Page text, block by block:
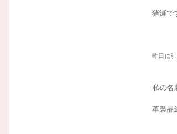
猪瀬で
昨日に
私の名
革製品